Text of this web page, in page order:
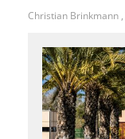
Christian Brinkmann ,